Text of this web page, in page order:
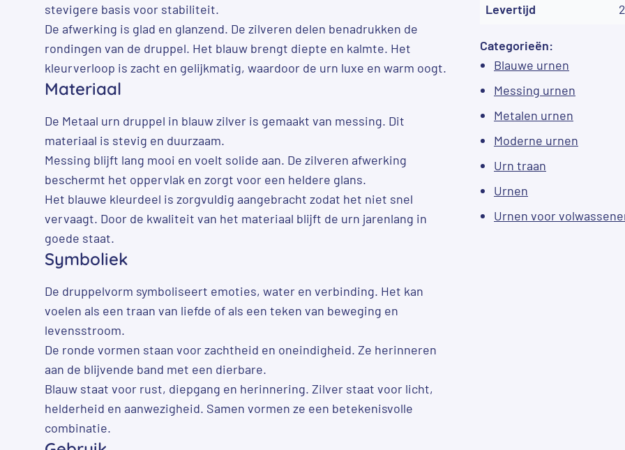
stevigere basis voor stabiliteit.
De afwerking is glad en glanzend. De zilveren delen benadrukken de
rondingen van de druppel. Het blauw brengt diepte en kalmte. Het
kleurverloop is zacht en gelijkmatig, waardoor de urn luxe en warm oogt.
Materiaal
De Metaal urn druppel in blauw zilver is gemaakt van messing. Dit
materiaal is stevig en duurzaam.
Messing blijft lang mooi en voelt solide aan. De zilveren afwerking
beschermt het oppervlak en zorgt voor een heldere glans.
Het blauwe kleurdeel is zorgvuldig aangebracht zodat het niet snel
vervaagt. Door de kwaliteit van het materiaal blijft de urn jarenlang in
goede staat.
Symboliek
De druppelvorm symboliseert emoties, water en verbinding. Het kan
voelen als een traan van liefde of als een teken van beweging en
levensstroom.
De ronde vormen staan voor zachtheid en oneindigheid. Ze herinneren
aan de blijvende band met een dierbare.
Blauw staat voor rust, diepgang en herinnering. Zilver staat voor licht,
helderheid en aanwezigheid. Samen vormen ze een betekenisvolle
combinatie.
Levertijd
Categorieën:
Blauwe urnen
Messing urnen
Metalen urnen
Moderne urnen
Urn traan
Urnen
Urnen voor